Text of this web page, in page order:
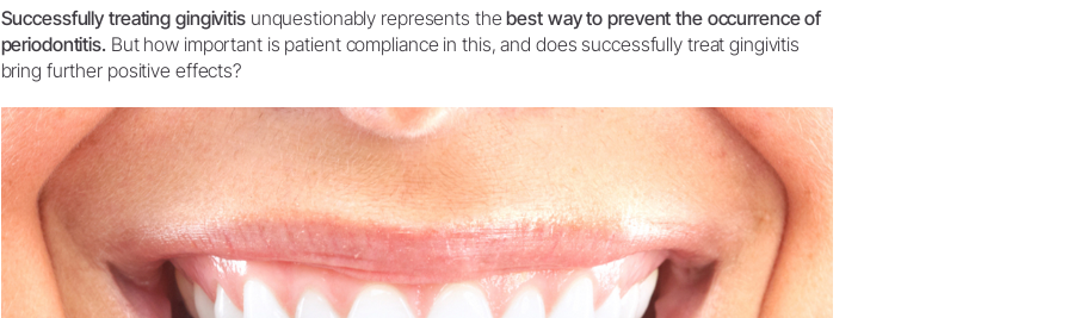
Laboratório de Prótese Dental
Peças de mão
Acessórios
Visão Geral dos Produtos
Registro de produtos
Successfully treating gingivitisunquestionably represents thebest way to prevent the occurrence of
periodontitis. But how important is patient compliance in this, and does successfully treat gingivitis
bring further positive effects?